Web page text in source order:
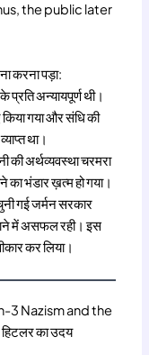
the public later
करना पड़ा:
प्रति अन्यायपूर्ण थी।
गया और संधि की
था।
की अर्थव्यवस्था चरमरा
भंडार ख़त्म हो गया।
गई जर्मन सरकार
में असफल रही। इस
कर लिया।
3 Nazism and the
का उदय